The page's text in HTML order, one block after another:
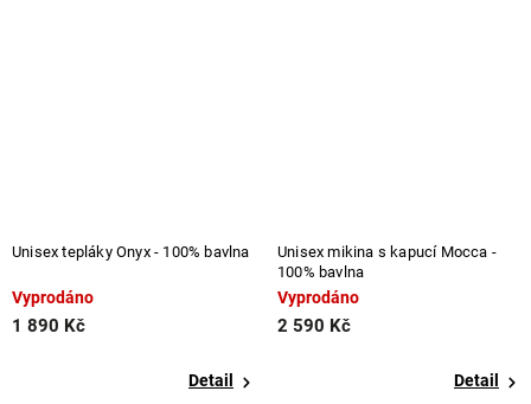
Unisex tepláky Onyx - 100% bavlna
Vyprodáno
1 890 Kč
Detail
Unisex mikina s kapucí Mocca -
100% bavlna
Vyprodáno
2 590 Kč
Detail